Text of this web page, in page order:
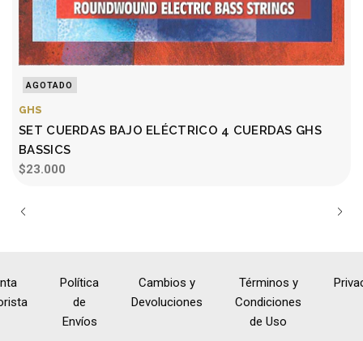
AGOTADO
GHS
SET CUERDAS BAJO ELÉCTRICO 4 CUERDAS GHS
BASSICS
$23.000
Política
de
Envíos
Cambios y
Devoluciones
Términos y
Condiciones
de Uso